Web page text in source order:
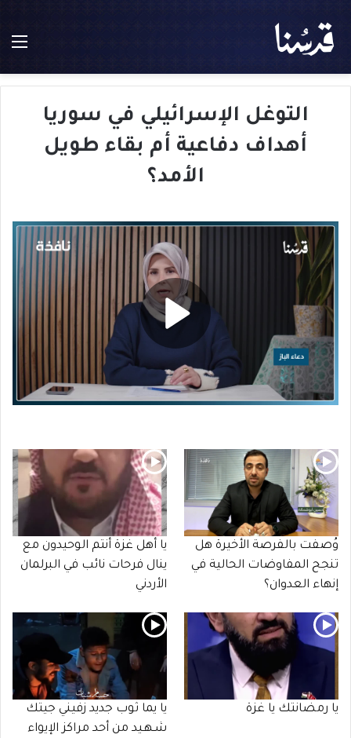
التوغل الإسرائيلي في سوريا
أهداف دفاعية أم بقاء طويل
الأمد؟
وُصفت بالفرصة الأخيرة هل
تنجح المفاوضات الحالية في
إنهاء العدوان؟
يا أهل غزة أنتم الوحيدون مع
ينال فرحات نائب في البرلمان
الأردني
يا رمضانتك يا غزة
يا يما ثوب جديد زفيني جيتك
شـهـيد من أحد مراكز الإيواء